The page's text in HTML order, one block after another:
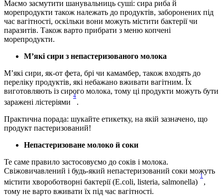
Маємо засмутити шанувальниць суші: сира риба й
морепродукти також належать до продуктів, заборонених під
час вагітності, оскільки вони можуть містити бактерії чи
паразитів. Також варто прибрати з меню копчені
морепродукти.
М’які сири з непастеризованого молока
М’які сири, як-от фета, брі чи камамбер, також входять до
переліку продуктів, які небажано вживати вагітним. Їх
виготовляють із сирого молока, тому ці продукти можуть бути
заражені лістеріями
4
.
Практична порада: шукайте етикетку, на якій зазначено, що
продукт пастеризований!
Непастеризоване молоко й соки
Те саме правило застосовуємо до соків і молока.
Свіжовичавлений і будь-який непастеризований соки можуть
містити хвороботворні бактерії (E.coli, listeria, salmonella)
1
,
тому не варто вживати їх під час вагітності.